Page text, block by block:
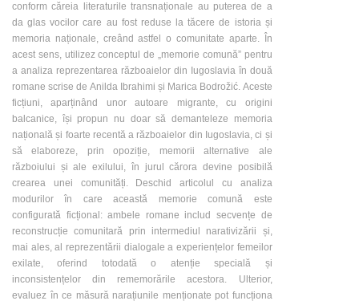
conform căreia literaturile transnaționale au puterea de a
da glas vocilor care au fost reduse la tăcere de istoria și
memoria naționale, creând astfel o comunitate aparte. În
acest sens, utilizez conceptul de „memorie comună” pentru
a analiza reprezentarea războaielor din Iugoslavia în două
romane scrise de Anilda Ibrahimi și Marica Bodrožić. Aceste
ficțiuni, aparținând unor autoare migrante, cu origini
balcanice, își propun nu doar să demanteleze memoria
națională și foarte recentă a războaielor din Iugoslavia, ci și
să elaboreze, prin opoziție, memorii alternative ale
războiului și ale exilului, în jurul cărora devine posibilă
crearea unei comunități. Deschid articolul cu analiza
modurilor în care această memorie comună este
configurată ficțional: ambele romane includ secvențe de
reconstrucție comunitară prin intermediul narativizării și,
mai ales, al reprezentării dialogale a experiențelor femeilor
exilate, oferind totodată o atenție specială și
inconsistențelor din rememorările acestora. Ulterior,
evaluez în ce măsură narațiunile menționate pot funcționa